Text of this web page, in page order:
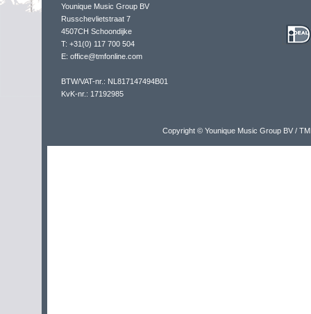
Younique Music Group BV
Russchevlietstraat 7
4507CH Schoondijke
T: +31(0) 117 700 504
E: office@tmfonline.com
BTW/VAT-nr.: NL817147494B01
KvK-nr.: 17192985
Copyright © Younique Music Group BV /